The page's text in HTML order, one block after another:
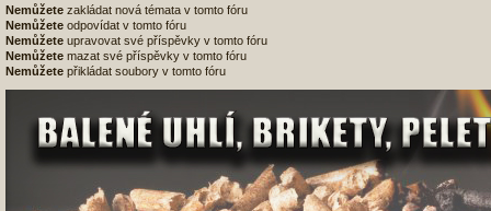
Nemůžete zakládat nová témata v tomto fóru
Nemůžete odpovídat v tomto fóru
Nemůžete upravovat své příspěvky v tomto fóru
Nemůžete mazat své příspěvky v tomto fóru
Nemůžete přikládat soubory v tomto fóru